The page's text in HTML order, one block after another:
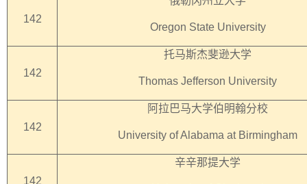
142
Oregon State University
142
托马斯杰斐逊大学
Thomas Jefferson University
142
阿拉巴马大学伯明翰分校
University of Alabama at Birmingham
142
辛辛那提大学